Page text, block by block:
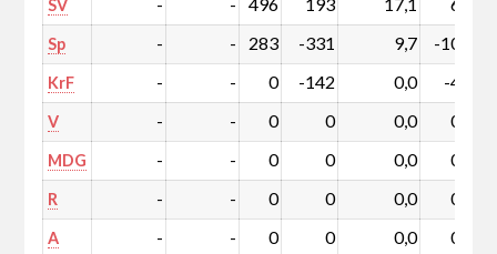
SV
Sp - - 283 -331 9,7 -10,9
KrF - - 0 -142 0,0 -4,8
V - - 0 0 0,0 0,0
MDG - - 0 0 0,0 0,0
R - - 0 0 0,0 0,0
A - - 0 0 0,0 0,0